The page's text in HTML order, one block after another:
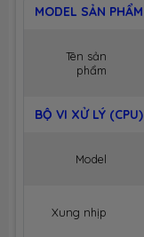
MODEL SẢN PHẨM
Tên sản
phẩm
BỘ VI XỬ LÝ (CPU)
Model
Xung nhịp